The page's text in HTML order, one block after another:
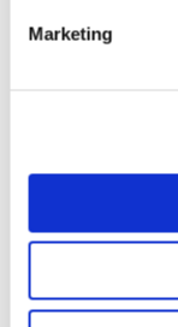
Marketing